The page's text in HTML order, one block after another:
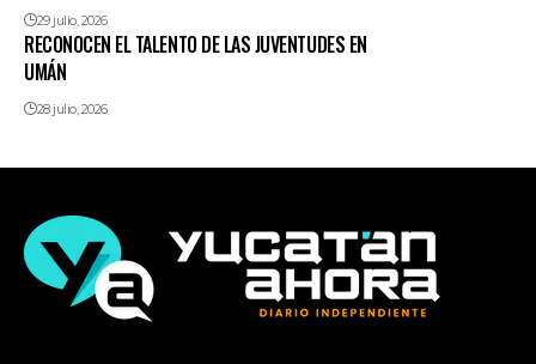
29 julio, 2026
RECONOCEN EL TALENTO DE LAS JUVENTUDES EN
UMÁN
28 julio, 2026